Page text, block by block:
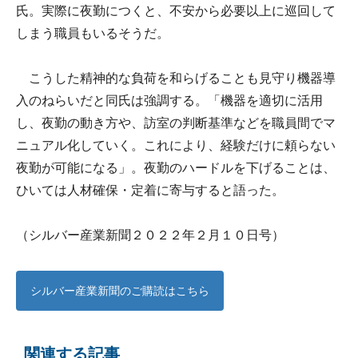
氏。実際に夜勤につくと、不安から必要以上に巡回して
しまう職員もいるそうだ。
こうした精神的な負荷を和らげることも見守り機器導
入のねらいだと同氏は強調する。「機器を適切に活用
し、夜勤の動き方や、訪室の判断基準などを職員間でマ
ニュアル化していく。これにより、経験だけに頼らない
夜勤が可能になる」。夜勤のハードルを下げることは、
ひいては人材確保・定着に寄与すると語った。
（シルバー産業新聞２０２２年２月１０日号）
シルバー産業新聞のご購読はこちら
関連する記事